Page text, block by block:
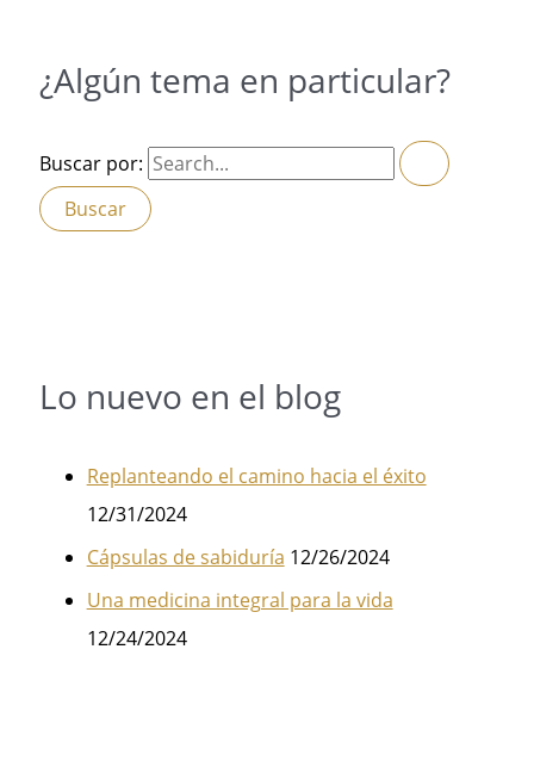
¿Algún tema en particular?
Buscar por:
Lo nuevo en el blog
Replanteando el camino hacia el éxito
12/31/2024
Cápsulas de sabiduría 12/26/2024
Una medicina integral para la vida
12/24/2024